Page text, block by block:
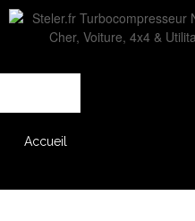
Accueil